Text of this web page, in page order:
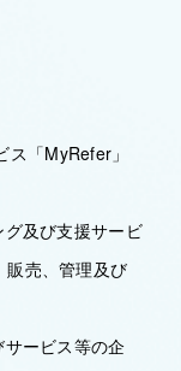
「MyRefer」
及び支援サービ
販売、管理及び
ービス等の企